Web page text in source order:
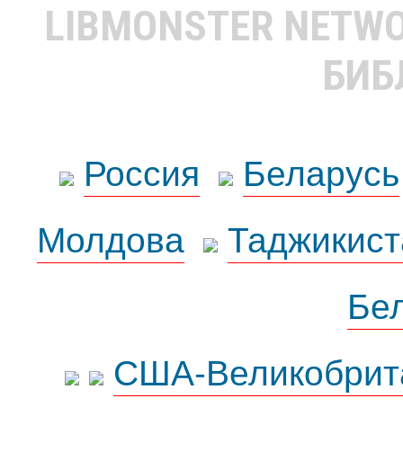
LIBMONSTER
Россия
Беларусь
Молдова
США-